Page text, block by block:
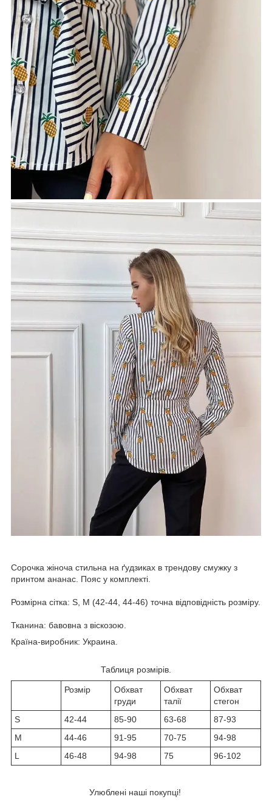
Сорочка жіноча стильна на ґудзиках в трендову смужку з
принтом ананас. Пояс у комплекті.
Розмірна сітка: S, M (42-44, 44-46) точна відповідність розміру.
Тканина: бавовна з віскозою.
Країна-виробник: Украина.
Таблиця розмірів.
Розмір
Обхват
груди
Обхват
талії
Обхват
стегон
S
42-44 85-90 63-68
87-93
M
44-46 91-95 70-75
94-98
L
46-48 94-98 75 96-102
Улюблені наші покупці!